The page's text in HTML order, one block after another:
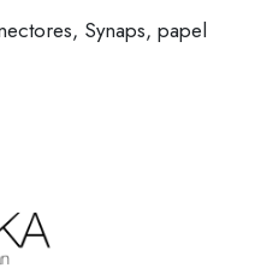
Synaps, papel